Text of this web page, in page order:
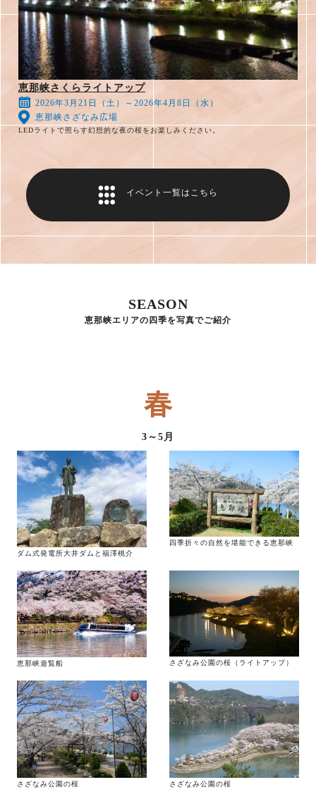
恵那峡さくらライトアップ
2026年3月21日（土）～2026年4月8日（水）
恵那峡さざなみ広場
LEDライトで照らす幻想的な夜の桜をお楽しみください。
イベント一覧はこちら
SEASON
恵那峡エリアの四季を写真でご紹介
春
3～5月
ダム式発電所大井ダムと福澤桃介
四季折々の自然を堪能できる恵那峡
恵那峡遊覧船 さざなみ公園の桜（ライトアップ）
さざなみ公園の桜 さざなみ公園の桜